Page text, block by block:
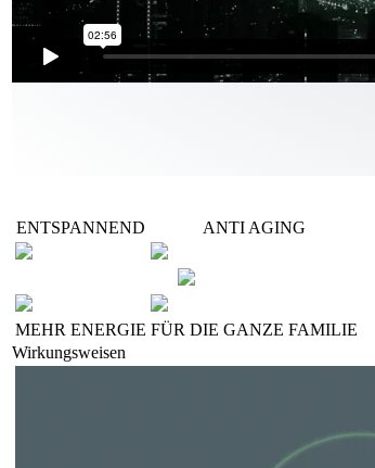
ENTSPANNEND ANTI AGING
MEHR ENERGIE FÜR DIE GANZE FAMILIE
Wirkungsweisen